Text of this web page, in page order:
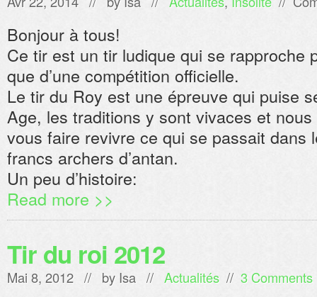
Bonjour à tous!
Ce tir est un tir ludique qui se rapproche
que d’une compétition officielle.
Le tir du Roy est une épreuve qui puise
Age, les traditions y sont vivaces et
vous faire revivre ce qui se passait dans
francs archers d’antan.
Un peu d’histoire:
Read more >>
Tir du roi 2012
Mai 8, 2012 // by Isa // Actualités // 3 Comments